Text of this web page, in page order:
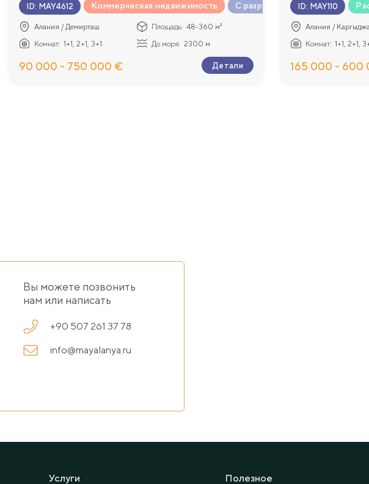
ID: MAY4612 Коммерческая недвижимость С разрешением на
Алания / Демирташ Площадь: 48-360 м²
Комнат: 1+1, 2+1, 3+1 До моря: 2300 м
90 000 - 750 000 € Детали
ID: MAY110
Алания /
Комнат: 1+1, 2+1,
165 000 - 600
Вы можете позвонить
нам или написать
+90 507 261 37 78
info@mayalanya.ru
Услуги Полезное